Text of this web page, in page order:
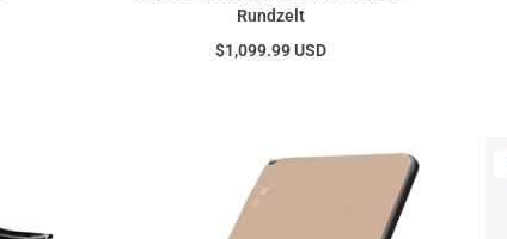
Rundzelt
$1,099.99 USD